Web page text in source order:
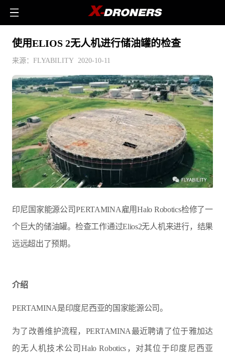
使用ELIOS 2无人机进行储油罐的检查
来源：FLYABILITY 2020-10-11
印尼国家能源公司PERTAMINA雇用Halo Robotics检修了一
个巨大的储油罐。检查工作通过Elios2无人机来进行，结果
远远超出了预期。
介绍
PERTAMINA是印度尼西亚的国家能源公司。
为了改善维护流程，PERTAMINA最近聘请了位于雅加达
的无人机技术公司Halo Robotics，对其位于印度尼西亚